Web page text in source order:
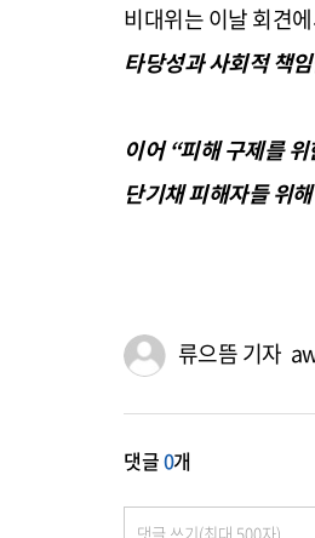
비대위는 이날 회견
타당성과 사회적 책
이어 “피해 구제를
단기채 피해자들 위
류으뜸 기자
댓글0개